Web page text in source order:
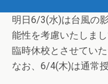
明日6/3(水)は台風の
能性を考慮いたしま
臨時休校とさせていた
なお、6/4(木)は通常